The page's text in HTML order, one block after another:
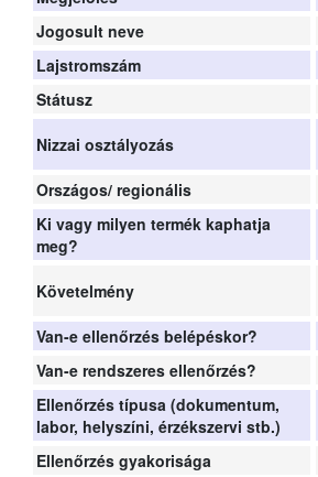
Jogosult neve
Lajstromszám
Státusz
Nizzai osztályozás
Országos/ regionális
Ki vagy milyen termék kaphatja
meg?
Követelmény
Van-e ellenőrzés belépéskor?
Van-e rendszeres ellenőrzés?
Ellenőrzés típusa (dokumentum,
labor, helyszíni, érzékszervi stb.)
Ellenőrzés gyakorisága